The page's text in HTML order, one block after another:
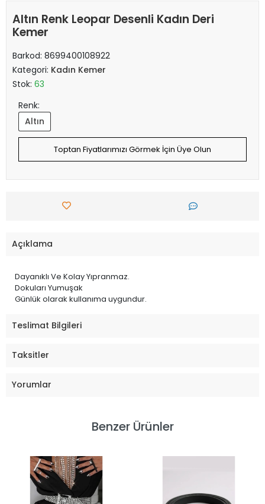
Altın Renk Leopar Desenli Kadın Deri
Kemer
Barkod: 8699400108922
Kategori: Kadın Kemer
Stok: 63
Renk:
Altın
Toptan Fiyatlarımızı Görmek İçin Üye Olun
Açıklama
Dayanıklı Ve Kolay Yıpranmaz.
Dokuları Yumuşak
Günlük olarak kullanıma uygundur.
Teslimat Bilgileri
Taksitler
Yorumlar
Benzer Ürünler